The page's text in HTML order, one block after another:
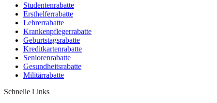
Studentenrabatte
Ersthelferrabatte
Lehrerrabatte
Krankenpflegerrabatte
Geburtstagsrabatte
Kreditkartenrabatte
Seniorenrabatte
Gesundheitsrabatte
Militärrabatte
Schnelle Links